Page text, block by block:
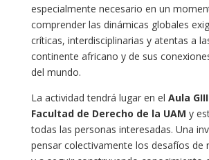
especialmente necesario en un
comprender las dinámicas globales
críticas, interdisciplinarias y atentas a
continente africano y de sus
del mundo.
La actividad tendrá lugar en el Aula
Facultad de Derecho de la UAM y
todas las personas interesadas. Una
pensar colectivamente los desafíos de